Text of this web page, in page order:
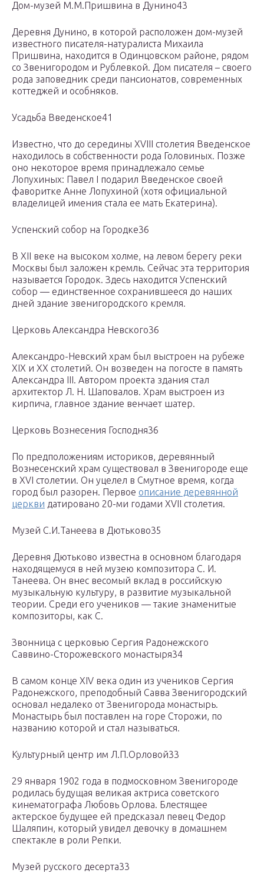
Дом-музей М.М.Пришвина в Дунино43
Деревня Дунино, в которой расположен дом-музей
известного писателя-натуралиста Михаила
Пришвина, находится в Одинцовском районе, рядом
со Звенигородом и Рублевкой. Дом писателя – своего
рода заповедник среди пансионатов, современных
коттеджей и особняков.
Усадьба Введенское41
Известно, что до середины XVIII столетия Введенское
находилось в собственности рода Головиных. Позже
оно некоторое время принадлежало семье
Лопухиных: Павел I подарил Введенское своей
фаворитке Анне Лопухиной (хотя официальной
владелицей имения стала ее мать Екатерина).
Успенский собор на Городке36
В XII веке на высоком холме, на левом берегу реки
Москвы был заложен кремль. Сейчас эта территория
называется Городок. Здесь находится Успенский
собор — единственное сохранившееся до наших
дней здание звенигородского кремля.
Церковь Александра Невского36
Александро-Невский храм был выстроен на рубеже
XIX и XX столетий. Он возведен на погосте в память
Александра III. Автором проекта здания стал
архитектор Л. Н. Шаповалов. Храм выстроен из
кирпича, главное здание венчает шатер.
Церковь Вознесения Господня36
По предположениям историков, деревянный
Вознесенский храм существовал в Звенигороде еще
в XVI столетии. Он уцелел в Смутное время, когда
город был разорен. Первое описание деревянной
церкви датировано 20-ми годами XVII столетия.
Музей С.И.Танеева в Дютьково35
Деревня Дютьково известна в основном благодаря
находящемуся в ней музею композитора С. И.
Танеева. Он внес весомый вклад в российскую
музыкальную культуру, в развитие музыкальной
теории. Среди его учеников — такие знаменитые
композиторы, как С.
Звонница с церковью Сергия Радонежского
Саввино-Сторожевского монастыря34
В самом конце XIV века один из учеников Сергия
Радонежского, преподобный Савва Звенигородский
основал недалеко от Звенигорода монастырь.
Монастырь был поставлен на горе Сторожи, по
названию которой и стал называться.
Культурный центр им Л.П.Орловой33
29 января 1902 года в подмосковном Звенигороде
родилась будущая великая актриса советского
кинематографа Любовь Орлова. Блестящее
актерское будущее ей предсказал певец Федор
Шаляпин, который увидел девочку в домашнем
спектакле в роли Репки.
Музей русского десерта33